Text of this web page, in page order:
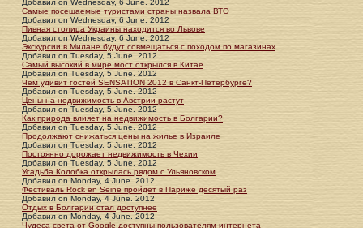
Добавил on Wednesday, 6 June. 2012
Самые посещаемые туристами страны назвала ВТО
Добавил on Wednesday, 6 June. 2012
Пивная столица Украины находится во Львове
Добавил on Wednesday, 6 June. 2012
Экскурсии в Милане будут совмещаться с походом по магазинах
Добавил on Tuesday, 5 June. 2012
Самый высокий в мире мост открылся в Китае
Добавил on Tuesday, 5 June. 2012
Чем удивит гостей SENSATION 2012 в Санкт-Петербурге?
Добавил on Tuesday, 5 June. 2012
Цены на недвижимость в Австрии растут
Добавил on Tuesday, 5 June. 2012
Как природа влияет на недвижимость в Болгарии?
Добавил on Tuesday, 5 June. 2012
Продолжают снижаться цены на жилье в Израиле
Добавил on Tuesday, 5 June. 2012
Постоянно дорожает недвижимость в Чехии
Добавил on Tuesday, 5 June. 2012
Усадьба Колобка открылась рядом с Ульяновском
Добавил on Monday, 4 June. 2012
Фестиваль Rock en Seine пройдет в Париже десятый раз
Добавил on Monday, 4 June. 2012
Отдых в Болгарии стал доступнее
Добавил on Monday, 4 June. 2012
Чудеса света от Google доступны пользователям интернета